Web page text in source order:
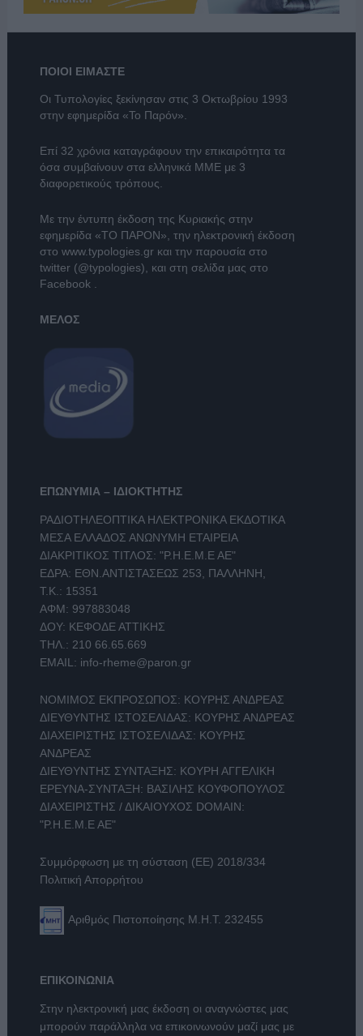
ΠΟΙΟΙ ΕΙΜΑΣΤΕ
Οι Τυπολογίες ξεκίνησαν στις 3 Οκτωβρίου 1993
στην εφημερίδα «Το Παρόν».
Επί 32 χρόνια καταγράφουν την επικαιρότητα τα
όσα συμβαίνουν στα ελληνικά ΜΜΕ με 3
διαφορετικούς τρόπους.
Με την έντυπη έκδοση της Κυριακής στην
εφημερίδα «ΤΟ ΠΑΡΟΝ», την ηλεκτρονική έκδοση
στο www.typologies.grκαι την παρουσία στο
twitter (@typologies), και στη σελίδα μας στο
Facebook .
ΜΕΛΟΣ
ΕΠΩΝΥΜΙΑ – ΙΔΙΟΚΤΗΤΗΣ
ΡΑΔΙΟΤΗΛΕΟΠΤΙΚΑ ΗΛΕΚΤΡΟΝΙΚΑ ΕΚΔΟΤΙΚΑ
ΜΕΣΑ ΕΛΛΑΔΟΣ ΑΝΩΝΥΜΗ ΕΤΑΙΡΕΙΑ
ΔΙΑΚΡΙΤΙΚΟΣ ΤΙΤΛΟΣ: "Ρ.Η.Ε.Μ.Ε ΑΕ"
ΕΔΡΑ: ΕΘΝ.ΑΝΤΙΣΤΑΣΕΩΣ 253, ΠΑΛΛΗΝΗ,
Τ.Κ.: 15351
ΑΦΜ: 997883048
ΔΟΥ: ΚΕΦΟΔΕ ΑΤΤΙΚΗΣ
ΤΗΛ.: 210 66.65.669
EMAIL: info-rheme@paron.gr
ΝΟΜΙΜΟΣ ΕΚΠΡΟΣΩΠΟΣ: ΚΟΥΡΗΣ ΑΝΔΡΕΑΣ
ΔΙΕΥΘΥΝΤΗΣ ΙΣΤΟΣΕΛΙΔΑΣ: ΚΟΥΡΗΣ ΑΝΔΡΕΑΣ
ΔΙΑΧΕΙΡΙΣΤΗΣ ΙΣΤΟΣΕΛΙΔΑΣ: ΚΟΥΡΗΣ
ΑΝΔΡΕΑΣ
ΔΙΕΥΘΥΝΤΗΣ ΣΥΝΤΑΞΗΣ: ΚΟΥΡΗ ΑΓΓΕΛΙΚΗ
ΕΡΕΥΝΑ-ΣΥΝΤΑΞΗ: ΒΑΣΙΛΗΣ ΚΟΥΦΟΠΟΥΛΟΣ
ΔΙΑΧΕΙΡΙΣΤΗΣ / ΔΙΚΑΙΟΥΧΟΣ DOMAIN:
"Ρ.Η.Ε.Μ.Ε ΑΕ"
Συμμόρφωση με τη σύσταση (ΕΕ) 2018/334
Πολιτική Απορρήτου
Αριθμός Πιστοποίησης Μ.Η.Τ. 232455
ΕΠΙΚΟΙΝΩΝΙΑ
Στην ηλεκτρονική μας έκδοση οι αναγνώστες μας
μπορούν παράλληλα να επικοινωνούν μαζί μας με